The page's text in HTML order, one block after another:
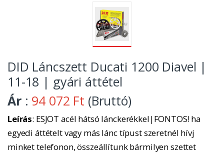
DID Láncszett Ducati 1200 Diavel |
11-18 | gyári áttétel
Ár : 94 072 Ft (Bruttó)
Leírás: ESJOT acél hátsó lánckerékkel|FONTOS! ha
egyedi áttételt vagy más lánc típust szeretnél hívj
minket telefonon, összeállítunk bármilyen szettet